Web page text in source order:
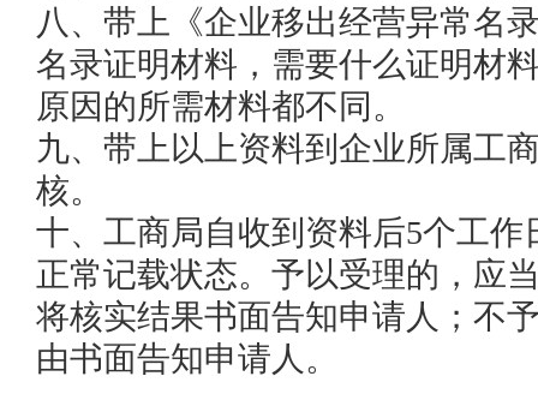
八、带上《企业移出经营异常名
名录证明材料，需要什么证明材
原因的所需材料都不同。
九、带上以上资料到企业所属工
核。
十、工商局自收到资料后5个工
正常记载状态。予以受理的，应
将核实结果书面告知申请人；不
由书面告知申请人。